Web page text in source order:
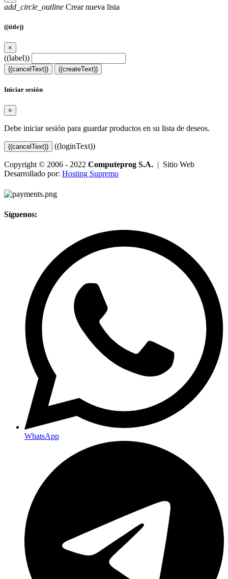
add_circle_outline Crear nueva lista
((title))
×
((label))
((cancelText)) ((createText))
Iniciar sesión
×
Debe iniciar sesión para guardar productos en su lista de deseos.
((cancelText)) ((loginText))
Copyright © 2006 - 2022 Computeprog S.A. | Sitio Web
Desarrollado por: Hosting Supremo
Síguenos:
WhatsApp